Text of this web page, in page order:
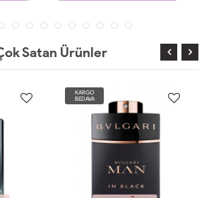
Satan Ürünler
KARGO
BEDAVA